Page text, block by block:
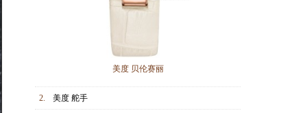
美度 贝伦赛丽
2. 美度 舵手